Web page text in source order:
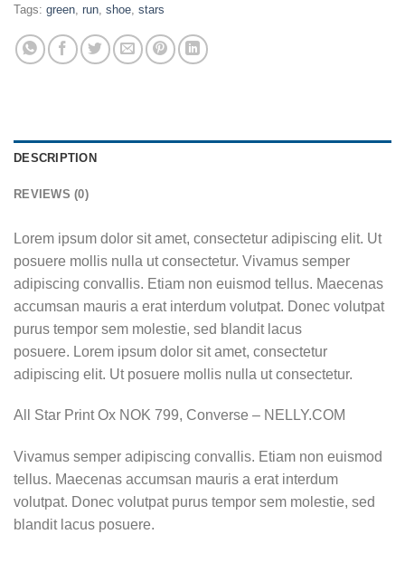
Tags: green run shoe stars
DESCRIPTION
REVIEWS (0)
Lorem ipsum dolor sit amet, consectetur adipiscing elit. Ut
posuere mollis nulla ut consectetur. Vivamus semper
adipiscing convallis. Etiam non euismod tellus. Maecenas
accumsan mauris a erat interdum volutpat. Donec volutpat
purus tempor sem molestie, sed blandit lacus
posuere. Lorem ipsum dolor sit amet, consectetur
adipiscing elit. Ut posuere mollis nulla ut consectetur.
All Star Print Ox NOK 799, Converse – NELLY.COM
Vivamus semper adipiscing convallis. Etiam non euismod
tellus. Maecenas accumsan mauris a erat interdum
volutpat. Donec volutpat purus tempor sem molestie, sed
blandit lacus posuere.